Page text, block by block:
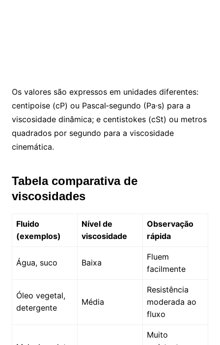
Os valores são expressos em unidades diferentes:
centipoise (cP) ou Pascal‑segundo (Pa·s) para a
viscosidade dinâmica; e centistokes (cSt) ou metros
quadrados por segundo para a viscosidade
cinemática.
Tabela comparativa de
viscosidades
Fluido
(exemplos)
Nível de
viscosidade
Observação
rápida
Água, suco Baixa
Fluem
facilmente
Óleo vegetal,
detergente
Média
Resistência
moderada ao
fluxo
Muito